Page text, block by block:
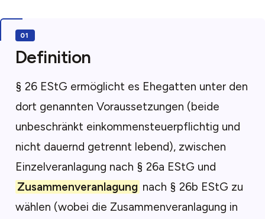
Definition
§ 26 EStG ermöglicht es Ehegatten unter den
dort genannten Voraussetzungen (beide
unbeschränkt einkommensteuerpflichtig und
nicht dauernd getrennt lebend), zwischen
Einzelveranlagung nach § 26a EStG und
Zusammenveranlagung nach § 26b EStG zu
wählen (wobei die Zusammenveranlagung in